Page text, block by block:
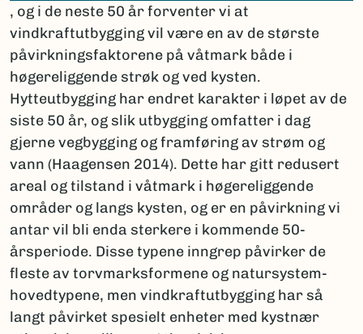
, og i de neste 50 år forventer vi at
vindkraftutbygging vil være en av de største
påvirkningsfaktorene på våtmark både i
høgereliggende strøk og ved kysten.
Hytteutbygging har endret karakter i løpet av de
siste 50 år, og slik utbygging omfatter i dag
gjerne vegbygging og framføring av strøm og
vann (Haagensen 2014). Dette har gitt redusert
areal og tilstand i våtmark i høgereliggende
områder og langs kysten, og er en påvirkning vi
antar vil bli enda sterkere i kommende 50-
årsperiode. Disse typene inngrep påvirker de
fleste av torvmarksformene og natursystem-
hovedtypene, men vindkraftutbygging har så
langt påvirket spesielt enheter med kystnær